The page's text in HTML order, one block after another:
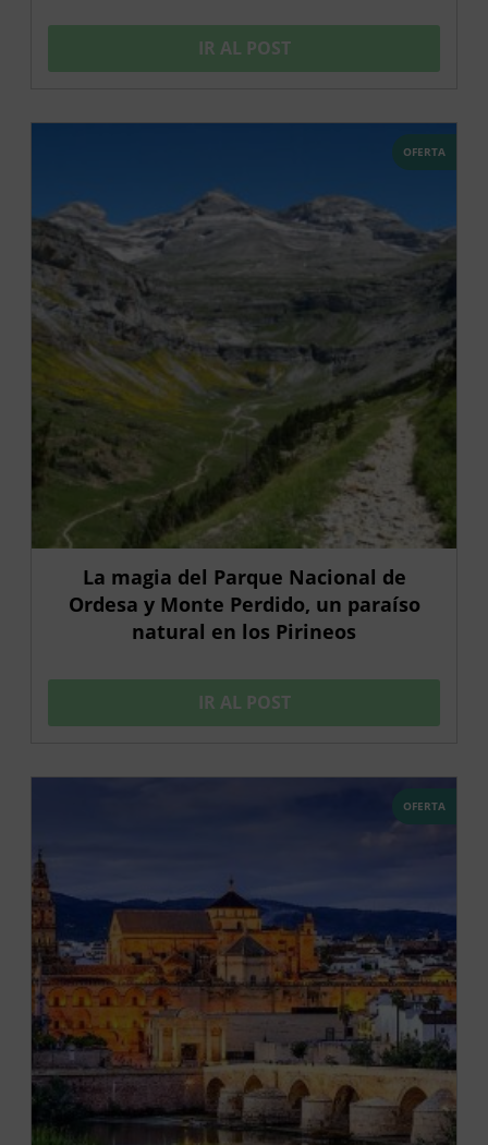
IR AL POST
OFERTA
La magia del Parque Nacional de
Ordesa y Monte Perdido, un paraíso
natural en los Pirineos
IR AL POST
OFERTA